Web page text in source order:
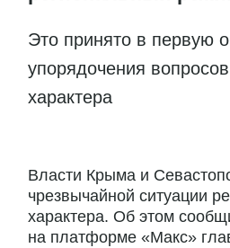
Это принято в первую
упорядочения
характера
Власти Крыма и
чрезвычайной ситуации
характера. Об этом
на платформе «Макс»